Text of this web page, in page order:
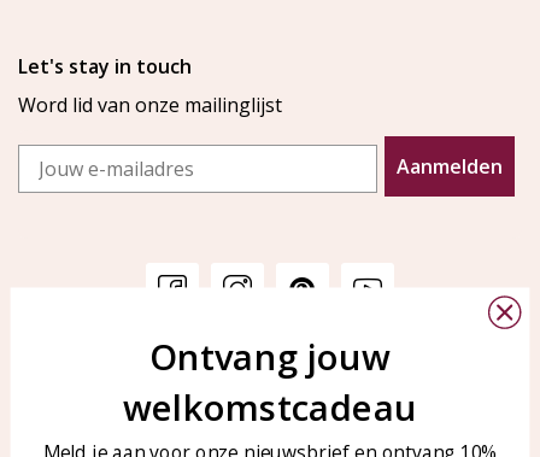
Let's stay in touch
Word lid van onze mailinglijst
Email
Aanmelden
Veelgestelde vragen
Sieraden onderhouden
KAYA Sieraden
Bellen of WhatsApp Ma-Vr
tussen 09:00-17:00
Ontvang jouw
welkomstcadeau
Meld je aan voor onze nieuwsbrief en ontvang 10%